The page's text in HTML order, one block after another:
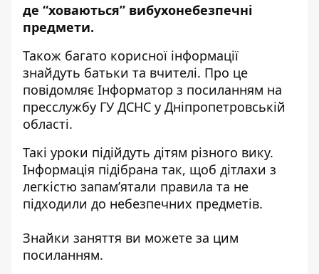
де “ховаються” вибухонебезпечні
предмети.
Також багато корисної інформації
знайдуть батьки та вчителі. Про це
повідомляє Інформатор з посиланням на
пресслужбу ГУ ДСНС у Дніпропетровській
області.
Такі уроки підійдуть дітям різного вику.
Інформація підібрана так, щоб дітлахи з
легкістю запам’ятали правила та не
підходили до небезпечних предметів.
Знайки заняття ви можете за цим
посиланням.